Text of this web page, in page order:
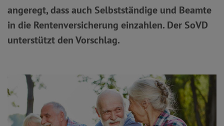
angeregt, dass auch Selbstständige und Beamte
in die Rentenversicherung einzahlen. Der SoVD
unterstützt den Vorschlag.